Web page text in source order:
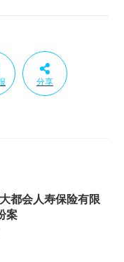
分享
都会人寿保险有限
案